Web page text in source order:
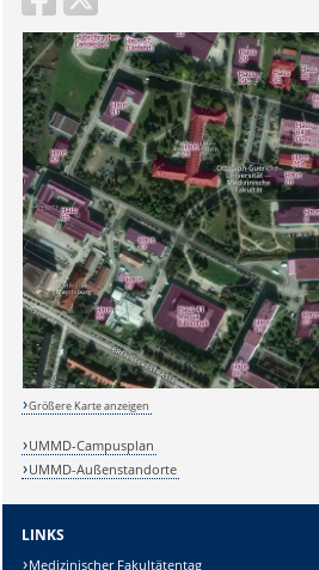
Sicherheitsabfrage:
Lösung:
Größere Karte anzeigen
UMMD-Campusplan
UMMD-Außenstandorte
LINKS
Medizinischer Fakultätentag